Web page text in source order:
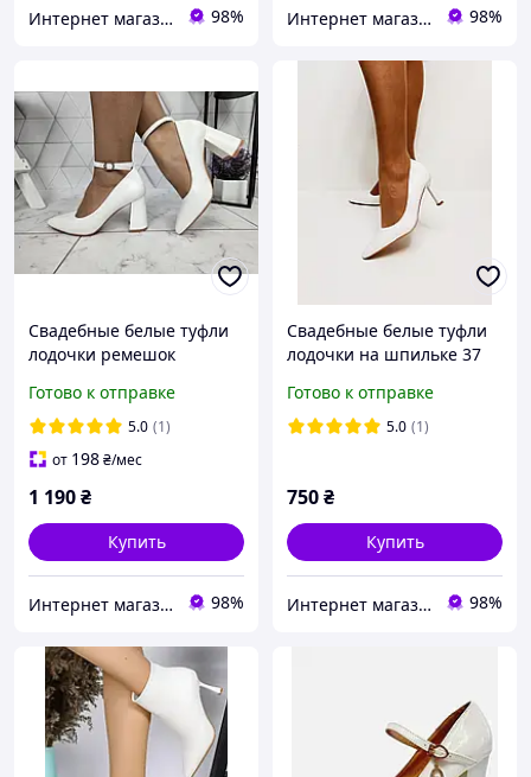
Интернет магазин "Ножки в одежке" 98% Интернет магазин "Ножки в одежке" 98%
Свадебные белые туфли
лодочки ремешок
36 37
Готово к отправке
5.0 (1)
от 198₴/мес
1 190₴
Купить
Интернет магазин "Ножки в одежке" 98%
Свадебные белые туфли
лодочки на шпильке 37
Готово к отправке
5.0 (1)
750₴
Купить
Интернет магазин "Ножки в одежке" 98%